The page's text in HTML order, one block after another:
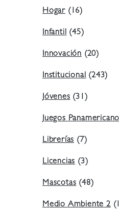
Hogar (16)
Infantil(45)
Innovación (20)
Institucional(243)
Jóvenes(31)
Juegos
Librerías(7)
Licencias(3)
Mascotas(48)
Medio Ambiente 2